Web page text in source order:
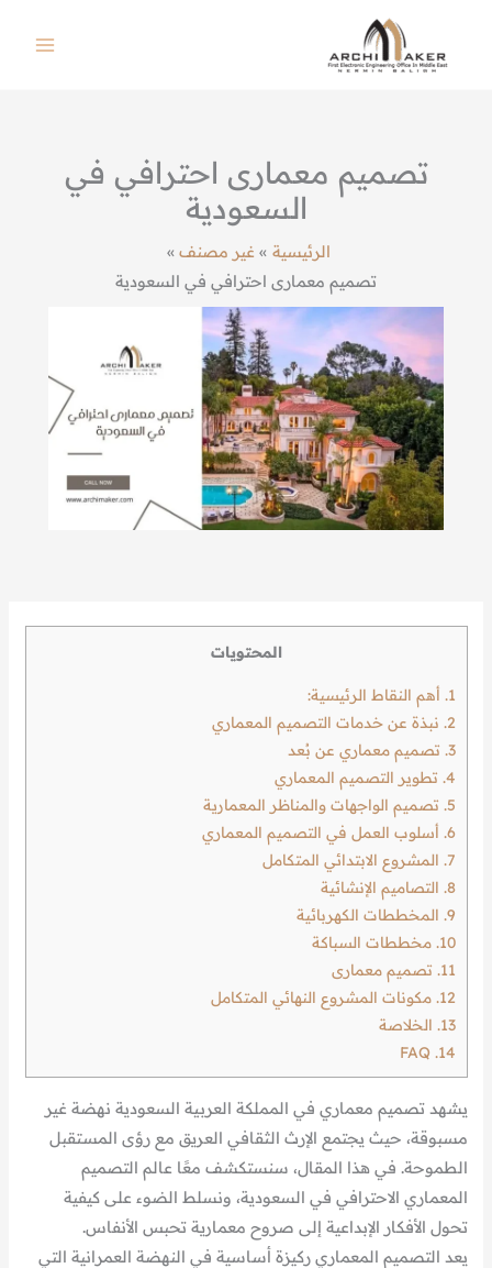
المحتوى
تصميم معمارى احترافي في
السعودية
الرئيسية
غير مصنف
تصميم معمارى احترافي في السعودية
المحتويات
1. أهم النقاط الرئيسية:
2. نبذة عن خدمات التصميم المعماري
3. تصميم معماري عن بُعد
4. تطوير التصميم المعماري
5. تصميم الواجهات والمناظر المعمارية
6. أسلوب العمل في التصميم المعماري
7. المشروع الابتدائي المتكامل
8. التصاميم الإنشائية
9. المخططات الكهربائية
10. مخططات السباكة
11. تصميم معمارى
12. مكونات المشروع النهائي المتكامل
13. الخلاصة
14.
يشهد تصميم معماري في المملكة العربية السعودية نهضة غير
مسبوقة، حيث يجتمع الإرث الثقافي العريق مع رؤى المستقبل
الطموحة. في هذا المقال، سنستكشف معًا عالم التصميم
المعماري الاحترافي في السعودية، ونسلط الضوء على كيفية
تحول الأفكار الإبداعية إلى صروح معمارية تحبس الأنفاس.
يعد التصميم المعماري ركيزة أساسية في النهضة العمرانية التي